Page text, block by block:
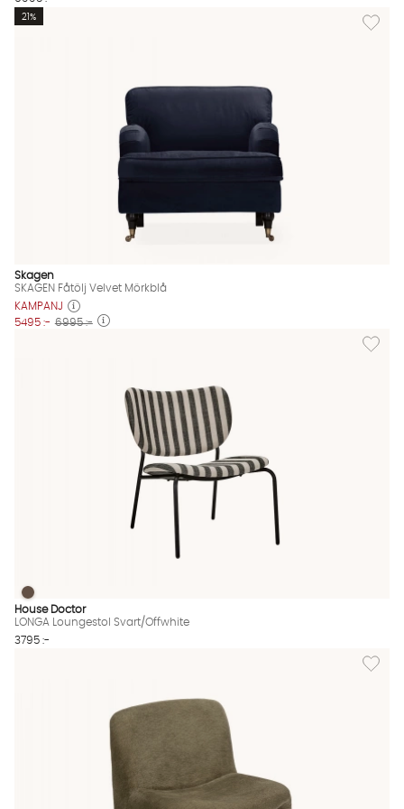
Lägg
21%
Skagen
SKAGEN Fåtölj Velvet Mörkblå
KAMPANJ
5495 :- 6995 :-
Lägg
LONGA Loungestol Svart/Offwhite Finns även i dessa färger:
LONGA Loungestol Svart/Offwhite
House Doctor
LONGA Loungestol Svart/Offwhite
3795 :-
Lägg